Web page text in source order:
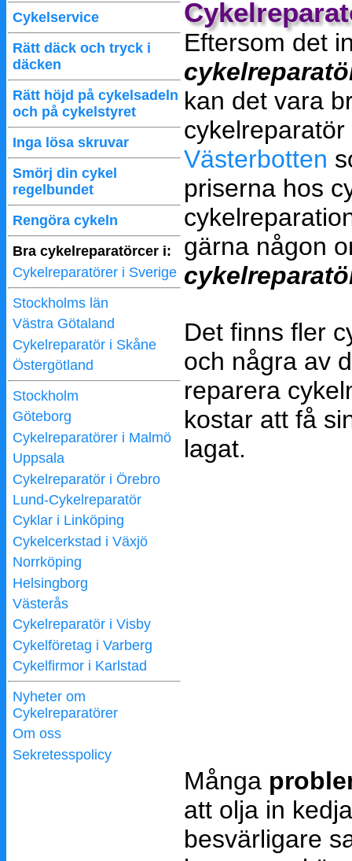
Cykelservice
Rätt däck och tryck i
däcken
Rätt höjd på cykelsadeln
och på cykelstyret
Inga lösa skruvar
Smörj din cykel
regelbundet
Rengöra cykeln
Bra cykelreparatörcer i:
Cykelreparatörer i Sverige
Stockholms län
Västra Götaland
Cykelreparatör i Skåne
Östergötland
Stockholm
Göteborg
Cykelreparatörer i Malmö
Uppsala
Cykelreparatör i Örebro
Lund-Cykelreparatör
Cyklar i Linköping
Cykelcerkstad i Växjö
Norrköping
Helsingborg
Västerås
Cykelreparatör i Visby
Cykelföretag i Varberg
Cykelfirmor i Karlstad
Nyheter om
Cykelreparatörer
Om oss
Sekretesspolicy
Eftersom det
kan det vara
Västerbotten
priserna hos
gärna någon
Det finns fler
och några av
reparera
kostar att få
lagat.
Många
att olja in
besvärligare